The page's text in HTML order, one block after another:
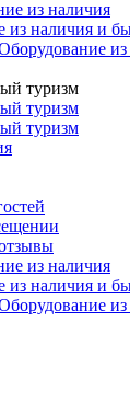
из наличия и
туризм
туризм
туризм
из наличия и